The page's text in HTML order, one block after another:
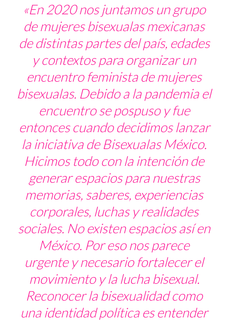
«En 2020 nos juntamos un grupo
de mujeres bisexualas mexicanas
de distintas partes del país, edades
y contextos para organizar un
encuentro feminista de mujeres
bisexualas. Debido a la pandemia el
encuentro se pospuso y fue
entonces cuando decidimos lanzar
la iniciativa de Bisexualas México.
Hicimos todo con la intención de
generar espacios para nuestras
memorias, saberes, experiencias
corporales, luchas y realidades
sociales. No existen espacios así en
México. Por eso nos parece
urgente y necesario fortalecer el
movimiento y la lucha bisexual.
Reconocer la bisexualidad como
una identidad política es entender